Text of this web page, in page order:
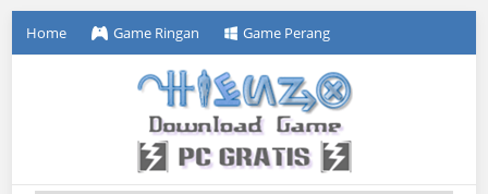
Home Game Ringan Game Perang